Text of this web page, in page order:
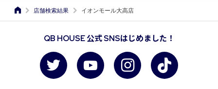
店舗検索結果 イオンモール大高店
QB HOUSE 公式 SNSはじめました！